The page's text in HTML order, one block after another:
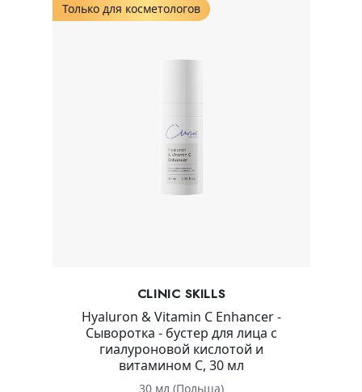
Только для косметологов
CLINIC SKILLS
Hyaluron & Vitamin C Enhancer -
Сыворотка - бустер для лица с
гиалуроновой кислотой и
витамином С, 30 мл
30 мл (Польша)